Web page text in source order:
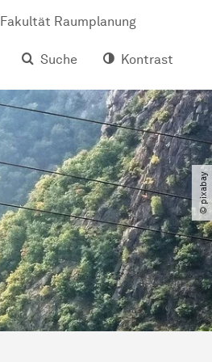
Fakultät Raumplanung
Suche
Kontrast
© pixabay